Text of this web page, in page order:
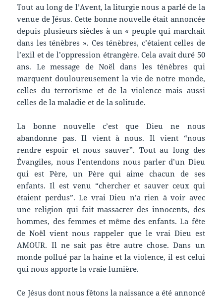
Tout au long de l’Avent, la liturgie nous a parlé de la
venue de Jésus. Cette bonne nouvelle était annoncée
depuis plusieurs siècles à un « peuple qui marchait
dans les ténèbres ». Ces ténèbres, c’étaient celles de
l’exil et de l’oppression étrangère. Cela avait duré 50
ans. Le message de Noël dans les ténèbres qui
marquent douloureusement la vie de notre monde,
celles du terrorisme et de la violence mais aussi
celles de la maladie et de la solitude.
La bonne nouvelle c’est que Dieu ne nous
abandonne pas. Il vient à nous. Il vient “nous
rendre espoir et nous sauver”. Tout au long des
Évangiles, nous l’entendons nous parler d’un Dieu
qui est Père, un Père qui aime chacun de ses
enfants. Il est venu “chercher et sauver ceux qui
étaient perdus”. Le vrai Dieu n’a rien à voir avec
une religion qui fait massacrer des innocents, des
hommes, des femmes et même des enfants. La fête
de Noël vient nous rappeler que le vrai Dieu est
AMOUR. Il ne sait pas être autre chose. Dans un
monde pollué par la haine et la violence, il est celui
qui nous apporte la vraie lumière.
Ce Jésus dont nous fêtons la naissance a été annoncé